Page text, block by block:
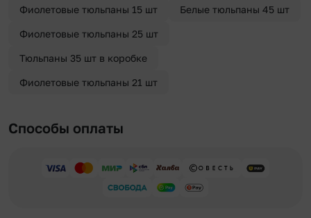
Фиолетовые тюльпаны 15 шт Белые тюльпаны 45 шт
Фиолетовые тюльпаны 25 шт
Тюльпаны 35 шт в коробке
Фиолетовые тюльпаны 21 шт
Способы оплаты